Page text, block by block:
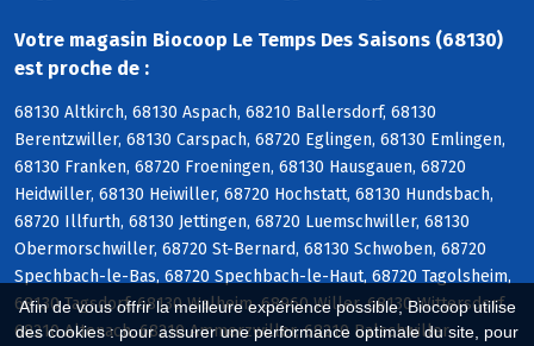
Afin de vous offrir la meilleure expérience possible, Biocoop utilise
des cookies : pour assurer une performance optimale du site, pour
Votre magasin Biocoop Le Temps Des Saisons (68130)
est proche de :
68130 Altkirch, 68130 Aspach, 68210 Ballersdorf, 68130
Berentzwiller, 68130 Carspach, 68720 Eglingen, 68130 Emlingen,
68130 Franken, 68720 Froeningen, 68130 Hausgauen, 68720
Heidwiller, 68130 Heiwiller, 68720 Hochstatt, 68130 Hundsbach,
68720 Illfurth, 68130 Jettingen, 68720 Luemschwiller, 68130
Obermorschwiller, 68720 St-Bernard, 68130 Schwoben, 68720
Spechbach-le-Bas, 68720 Spechbach-le-Haut, 68720 Tagolsheim,
68130 Tagsdorf, 68130 Walheim, 68960 Willer, 68130 Wittersdorf,
68210 Altenach, 68210 Ammerzwiller, 68210 Balschwiller